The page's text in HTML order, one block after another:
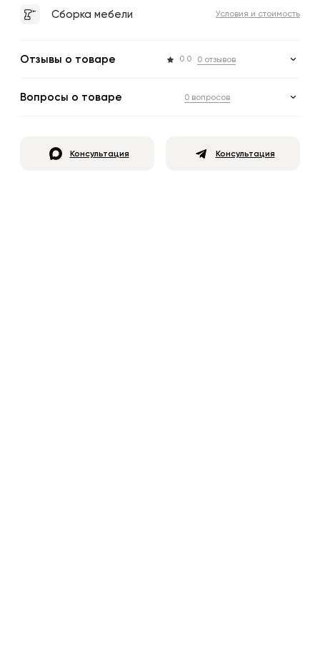
Сборка мебели Условия и стоимость
Отзывы о товаре 0.0 0 отзывов
Вопросы о товаре 0 вопросов
Консультация Консультация